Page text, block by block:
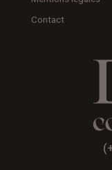
Contact